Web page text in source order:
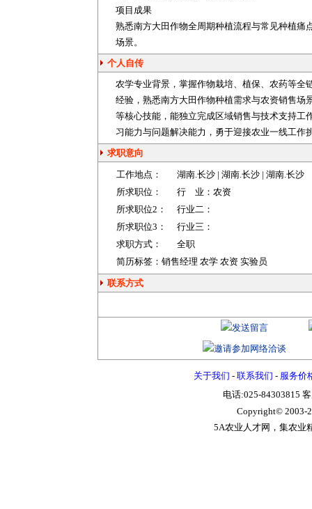
项目成果
熟悉南方大田作物全周期种植流程与常见种植痛
场景。
个人自传
农学专业背景，掌握作物栽培、植保、农药等全
经验，熟悉南方大田作物种植需求与农资销售场
等核心技能，能独立完成区域销售与技术支持工
习能力与问题解决能力，勇于迎接农业一线工作
求职意向
工作地点： 湖南.长沙 | 湖南.长沙 | 湖南.长沙
所求职位：
行 业： 农资
所求职位2：
行业二：
所求职位3：
行业三：
求职方式：
全职
简历标签：销售经理 农学 农资 实验员
联系方式
关于我们 - 联系我们 - 服务价
电话:025-84303815
Copyright© 2003-
5A农业人才网，集农业